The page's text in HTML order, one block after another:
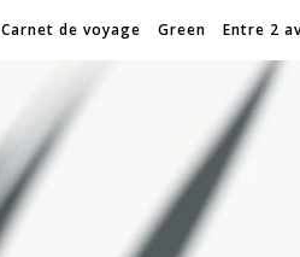
Carnet de voyage Green Entre 2